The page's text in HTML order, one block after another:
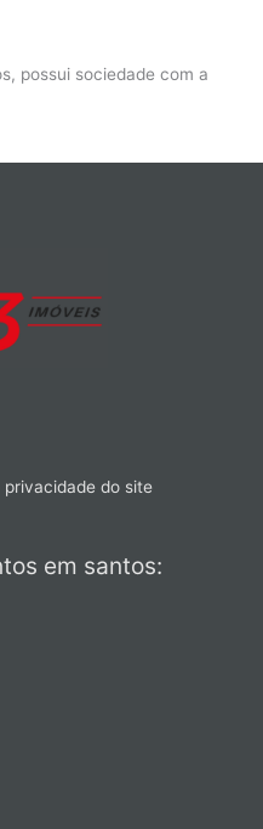
possui sociedade com a
do site
em santos: